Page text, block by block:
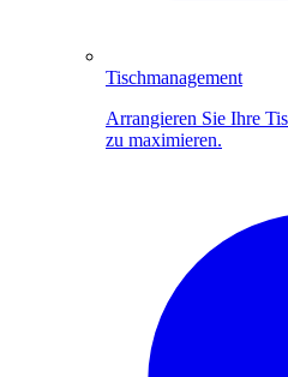
Tischmanagement
Arrangieren Sie Ihre
zu maximieren.